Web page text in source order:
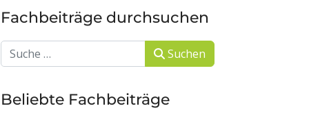
Fachbeiträge durchsuchen
Suchen Suchen
Beliebte Fachbeiträge